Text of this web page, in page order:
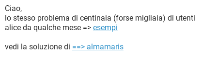
Ciao,
lo stesso problema di centinaia (forse migliaia) di utenti
alice da qualche mese => esempi
vedi la soluzione di ==> almamaris